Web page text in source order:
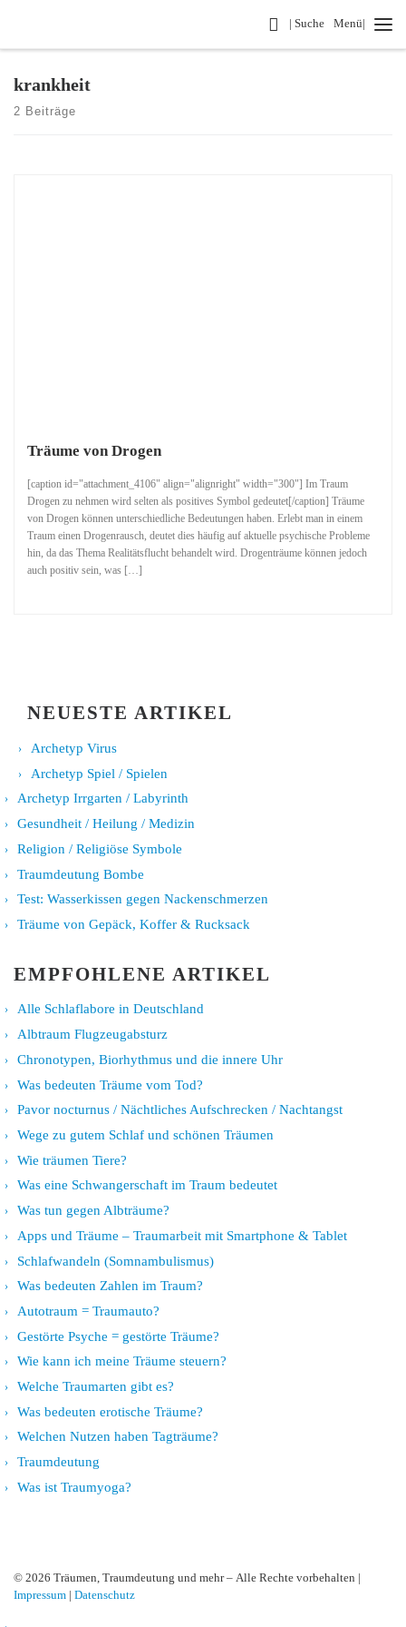
| SucheSearch
Menü|
krankheit
2 Beiträge
Träume von Drogen
[caption id="attachment_4106" align="alignright" width="300"] Im Traum
Drogen zu nehmen wird selten als positives Symbol gedeutet[/caption] Träume
von Drogen können unterschiedliche Bedeutungen haben. Erlebt man in einem
Traum einen Drogenrausch, deutet dies häufig auf aktuelle psychische Probleme
hin, da das Thema Realitätsflucht behandelt wird. Drogenträume können jedoch
auch positiv sein, was […]
NEUESTE ARTIKEL
Archetyp Virus
Archetyp Spiel / Spielen
Archetyp Irrgarten / Labyrinth
Gesundheit / Heilung / Medizin
Religion / Religiöse Symbole
Traumdeutung Bombe
Test: Wasserkissen gegen Nackenschmerzen
Träume von Gepäck, Koffer & Rucksack
EMPFOHLENE ARTIKEL
Alle Schlaflabore in Deutschland
Albtraum Flugzeugabsturz
Chronotypen, Biorhythmus und die innere Uhr
Was bedeuten Träume vom Tod?
Pavor nocturnus / Nächtliches Aufschrecken / Nachtangst
Wege zu gutem Schlaf und schönen Träumen
Wie träumen Tiere?
Was eine Schwangerschaft im Traum bedeutet
Was tun gegen Albträume?
Apps und Träume – Traumarbeit mit Smartphone & Tablet
Schlafwandeln (Somnambulismus)
Was bedeuten Zahlen im Traum?
Autotraum = Traumauto?
Gestörte Psyche = gestörte Träume?
Wie kann ich meine Träume steuern?
Welche Traumarten gibt es?
Was bedeuten erotische Träume?
Welchen Nutzen haben Tagträume?
Traumdeutung
Was ist Traumyoga?
© 2026 Träumen, Traumdeutung und mehr– Alle Rechte vorbehalten |
Impressum | Datenschutz